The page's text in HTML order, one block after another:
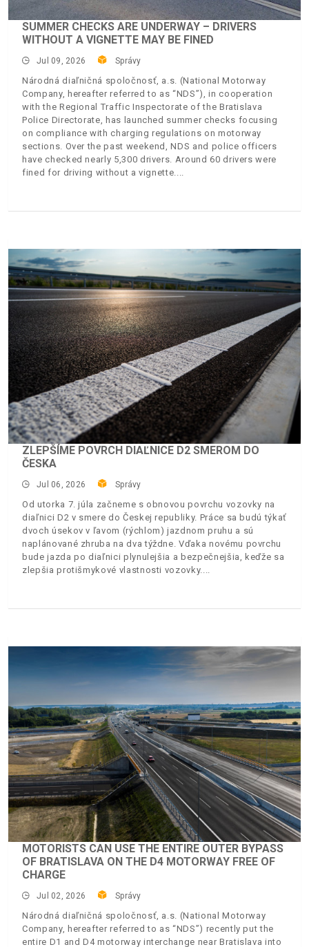
SUMMER CHECKS ARE UNDERWAY – DRIVERS
WITHOUT A VIGNETTE MAY BE FINED
Jul 09, 2026 Správy
Národná diaľničná spoločnosť, a.s. (National Motorway
Company, hereafter referred to as “NDS”), in cooperation
with the Regional Traffic Inspectorate of the Bratislava
Police Directorate, has launched summer checks focusing
on compliance with charging regulations on motorway
sections. Over the past weekend, NDS and police officers
have checked nearly 5,300 drivers. Around 60 drivers were
fined for driving without a vignette.
ZLEPŠÍME POVRCH DIAĽNICE D2 SMEROM DO
ČESKA
Jul 06, 2026 Správy
Od utorka 7. júla začneme s obnovou povrchu vozovky na
diaľnici D2 v smere do Českej republiky. Práce sa budú týkať
dvoch úsekov v ľavom (rýchlom) jazdnom pruhu a sú
naplánované zhruba na dva týždne. Vďaka novému povrchu
bude jazda po diaľnici plynulejšia a bezpečnejšia, keďže sa
zlepšia protišmykové vlastnosti vozovky.
MOTORISTS CAN USE THE ENTIRE OUTER BYPASS
OF BRATISLAVA ON THE D4 MOTORWAY FREE OF
CHARGE
Jul 02, 2026 Správy
Národná diaľničná spoločnosť, a.s. (National Motorway
Company, hereafter referred to as “NDS”) recently put the
entire D1 and D4 motorway interchange near Bratislava into